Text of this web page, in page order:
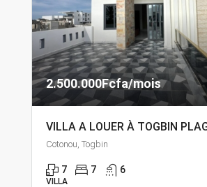
2.500.000Fcfa/mois
VILLA A LOUER À TOGBIN
Cotonou, Togbin
7 7 6
VILLA